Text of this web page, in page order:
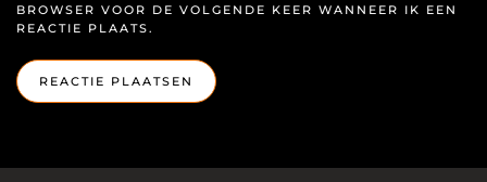
BROWSER VOOR DE VOLGENDE KEER WANNEER IK EEN
REACTIE PLAATS.
REACTIE PLAATSEN